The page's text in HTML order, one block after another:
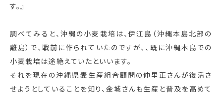
す。』
調べてみると、沖縄の小麦栽培は、伊江島（沖縄本島北部の
離島）で、戦前に作られていたのですが、、既に沖縄本島での
小麦栽培は途絶えていたといいます。
それを現在の沖縄県麦生産組合顧問の仲里正さんが復活さ
せようとしていることを知り、金城さんも生産と普及を高めて